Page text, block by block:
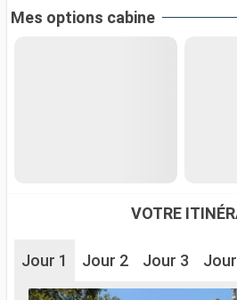
Mes options cabine
VOTRE
Jour 1 Jour 2 Jour 3